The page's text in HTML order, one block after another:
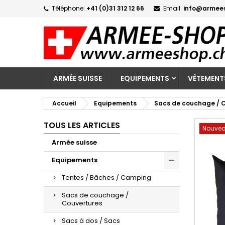
Téléphone: +41 (0)31 312 12 66 Email:
ARMÉE SUISSE EQUIPEMENTS
Accueil Equipements Sacs de couchage /
TOUS LES ARTICLES
Armée suisse
Equipements
Tentes / Bâches / Camping
Sacs de couchage /
Couvertures
Sacs à dos / Sacs
add_circle_outline